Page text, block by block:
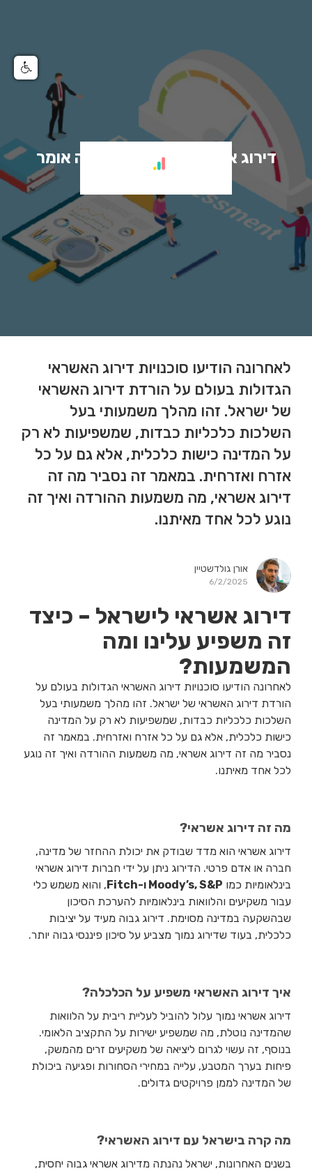
דירוג אשראי לישראל – מה זה אומר
לאחרונה הודיעו סוכנויות דירוג האשראי
הגדולות בעולם על הורדת דירוג האשראי
של ישראל. זהו מהלך משמעותי בעל
השלכות כלכליות כבדות, שמשפיעות לא רק
על המדינה כישות כלכלית, אלא גם על כל
אזרח ואזרחית. במאמר זה נסביר מה זה
דירוג אשראי, מה משמעות ההורדה ואיך זה
נוגע לכל אחד מאיתנו.
אורן גולדשטיין
6/2/2025
דירוג אשראי לישראל – כיצד
זה משפיע עלינו ומה
המשמעות?
לאחרונה הודיעו סוכנויות דירוג האשראי הגדולות בעולם על
הורדת דירוג האשראי של ישראל. זהו מהלך משמעותי בעל
השלכות כלכליות כבדות, שמשפיעות לא רק על המדינה
כישות כלכלית, אלא גם על כל אזרח ואזרחית. במאמר זה
נסביר מה זה דירוג אשראי, מה משמעות ההורדה ואיך זה נוגע
לכל אחד מאיתנו.
מה זה דירוג אשראי?
דירוג אשראי הוא מדד שבודק את יכולת ההחזר של מדינה,
חברה או אדם פרטי. הדירוג ניתן על ידי חברות דירוג אשראי
בינלאומיות כמו Moody’s, S&P ו-Fitch
, והוא משמש כלי
עבור משקיעים והלוואות בינלאומיות להערכת הסיכון
שבהשקעה במדינה מסוימת. דירוג גבוה מעיד על יציבות
כלכלית, בעוד שדירוג נמוך מצביע על סיכון פיננסי גבוה יותר.
איך דירוג האשראי משפיע על הכלכלה?
דירוג אשראי נמוך עלול להוביל לעליית ריבית על הלוואות
שהמדינה נוטלת, מה שמשפיע ישירות על התקציב הלאומי.
בנוסף, זה עשוי לגרום ליציאה של משקיעים זרים מהמשק,
פיחות בערך המטבע, עלייה במחירי הסחורות ופגיעה ביכולת
של המדינה לממן פרויקטים גדולים.
מה קרה בישראל עם דירוג האשראי?
בשנים האחרונות, ישראל נהנתה מדירוג אשראי גבוה יחסית,